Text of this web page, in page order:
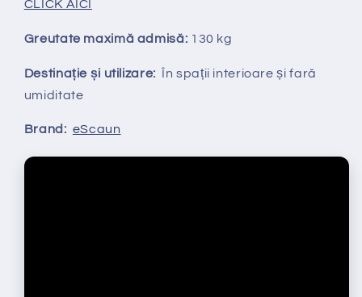
CLICK AICI
Greutate maximă admisă: 130 kg
Destinație și utilizare: În spații interioare și fară
umiditate
Brand: eScaun